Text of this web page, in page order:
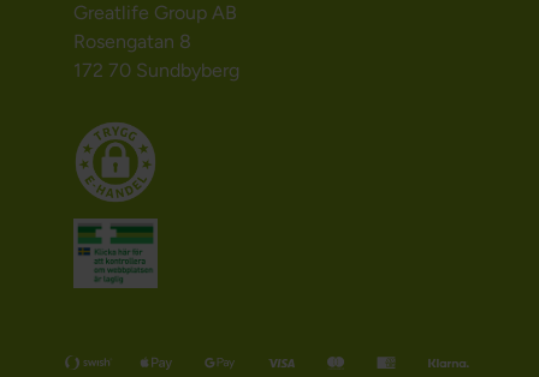
Greatlife Group AB
Rosengatan 8
172 70 Sundbyberg